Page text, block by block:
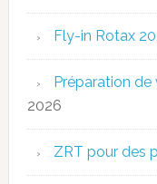
Fly-in Rotax
Préparation
2026
ZRT pour des